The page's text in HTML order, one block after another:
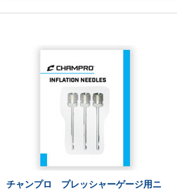
チャンプロ プレッシャーゲージ用ニ